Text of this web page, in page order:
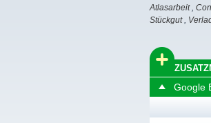
Atlasarbeit,
Stückgut,
Google